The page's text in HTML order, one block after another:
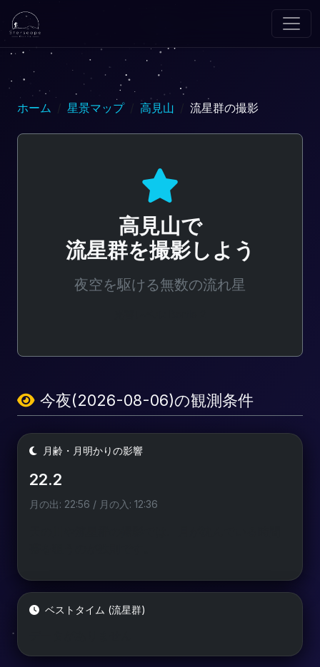
ホーム 星景マップ 高見山 流星群の撮影
高見山で
流星群を撮影しよう
夜空を駆ける無数の流れ星
今夜(2026-08-06)の観測条件
月齢・月明かりの影響
22.2
月の出: 22:56 / 月の入: 12:36
ベストタイム (流星群)